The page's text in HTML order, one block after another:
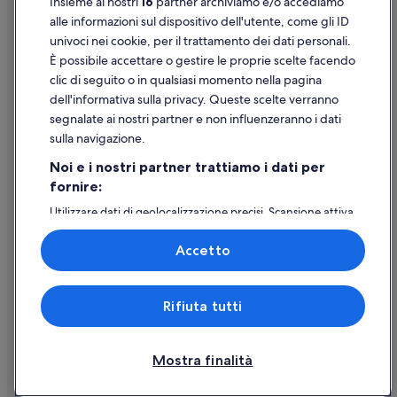
Supporto
Assistenza clienti
Contattaci
Come cancellare un volo
Come modificare la prenotazione di un hotel o una casa vacanze
Utilizzare un coupon Expedia
Documenti per i viaggi internazionali
© 2026 Expedia, Inc., una società di Expedia Group. Tutti i diritti riservati.
Expedia e il logo di Expedia sono marchi registrati o marchi di Expedia,
alle informazioni sul dispositivo dell'utente, come gli ID
univoci nei cookie, per il trattamento dei dati personali.
È possibile accettare o gestire le proprie scelte facendo
clic di seguito o in qualsiasi momento nella pagina
dell'informativa sulla privacy. Queste scelte verranno
segnalate ai nostri partner e non influenzeranno i dati
sulla navigazione.
Noi e i nostri partner trattiamo i dati per
fornire:
Utilizzare dati di geolocalizzazione precisi. Scansione attiva
delle caratteristiche del dispositivo ai fini
dell’identificazione. Archiviare informazioni su dispositivo
e/o accedervi. Pubblicità e contenuti personalizzati,
misurazione delle prestazioni dei contenuti e degli
annunci, ricerche sul pubblico, sviluppo di servizi.
Elenco dei partner (fornitori)
Mostra finalità
Rifiuta tutti
Accetto